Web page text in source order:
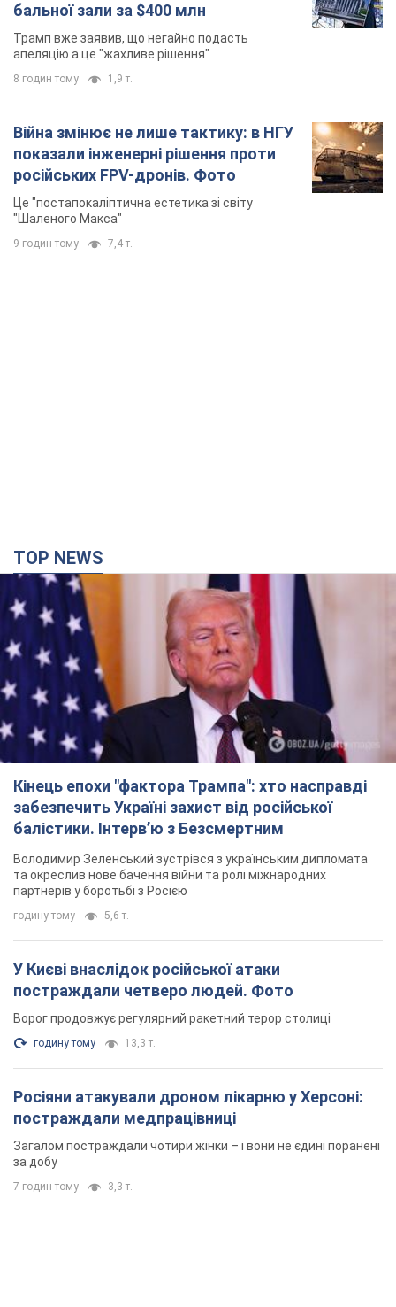
бальної зали за $400 млн
Трамп вже заявив, що негайно подасть
апеляцію а це "жахливе рішення"
8 годин тому 1,9 т.
Війна змінює не лише тактику: в НГУ
показали інженерні рішення проти
російських FPV-дронів. Фото
Це "постапокаліптична естетика зі світу
"Шаленого Макса"
9 годин тому 7,4 т.
TOP NEWS
Кінець епохи "фактора Трампа": хто насправді
забезпечить Україні захист від російської
балістики. Інтерв’ю з Безсмертним
Володимир Зеленський зустрівся з українським дипломата
та окреслив нове бачення війни та ролі міжнародних
партнерів у боротьбі з Росією
годину тому 5,6 т.
У Києві внаслідок російської атаки
постраждали четверо людей. Фото
Ворог продовжує регулярний ракетний терор столиці
годину тому 13,3 т.
Росіяни атакували дроном лікарню у Херсоні:
постраждали медпрацівниці
Загалом постраждали чотири жінки – і вони не єдині поранені
за добу
7 годин тому 3,3 т.